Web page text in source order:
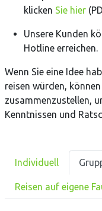
klicken Sie hier
Unsere Kunden
Hotline erreichen.
Wenn Sie eine Idee
reisen würden,
zusammenzustellen,
Kenntnissen und
Individuell
Reisen auf eigene